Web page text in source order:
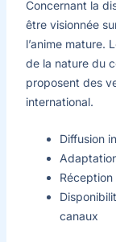
Concernant la
être visionnée
l’anime mature.
de la nature du
proposent des
international.
Diffusion
canaux